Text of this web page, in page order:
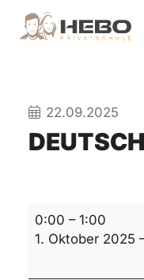
22.09.2025
Deutscharbeit
0:00 – 1:00
1. Oktober 2025